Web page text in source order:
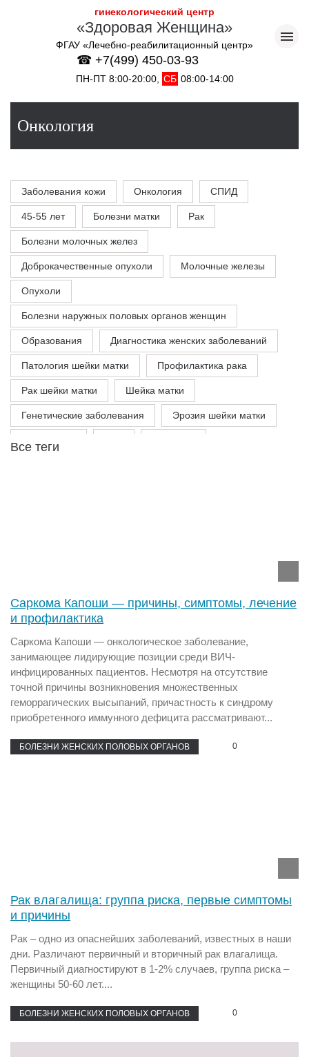
гинекологический центр
«Здоровая Женщина»
ФГАУ «Лечебно-реабилитационный центр»
☎ +7(499) 450-03-93
ПН-ПТ 8:00-20:00, СБ 08:00-14:00
Онкология
Заболевания кожи Онкология СПИД
45-55 лет Болезни матки Рак
Болезни молочных желез
Доброкачественные опухоли Молочные железы
Опухоли
Болезни наружных половых органов женщин
Образования Диагностика женских заболеваний
Патология шейки матки Профилактика рака
Рак шейки матки Шейка матки
Генетические заболевания Эрозия шейки матки
Саркома Капоши — причины, симптомы, лечение
и профилактика
Саркома Капоши — онкологическое заболевание,
занимающее лидирующие позиции среди ВИЧ-
инфицированных пациентов. Несмотря на отсутствие
точной причины возникновения множественных
геморрагических высыпаний, причастность к синдрому
приобретенного иммунного дефицита рассматривают...
БОЛЕЗНИ ЖЕНСКИХ ПОЛОВЫХ ОРГАНОВ 0
Рак влагалища: группа риска, первые симптомы
и причины
Рак – одно из опаснейших заболеваний, известных в наши
дни. Различают первичный и вторичный рак влагалища.
Первичный диагностируют в 1-2% случаев, группа риска –
женщины 50-60 лет....
БОЛЕЗНИ ЖЕНСКИХ ПОЛОВЫХ ОРГАНОВ 0